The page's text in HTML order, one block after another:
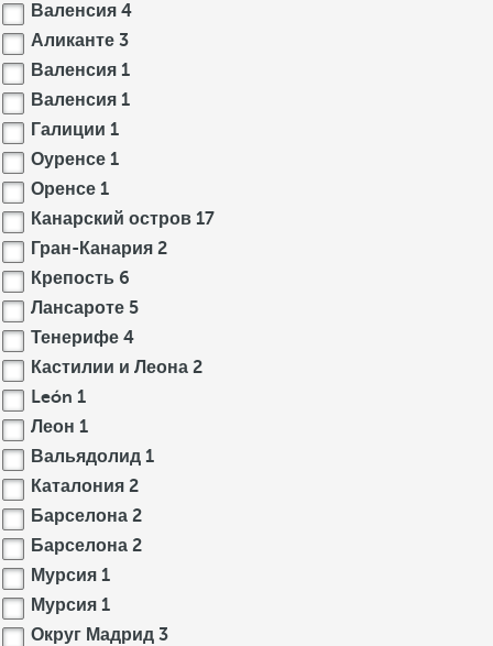
Валенсия 4
Аликанте 3
Валенсия 1
Валенсия 1
Галиции 1
Оуренсе 1
Оренсе 1
Канарский остров 17
Гран-Канария 2
Крепость 6
Лансароте 5
Тенерифе 4
Кастилии и Леона 2
León 1
Леон 1
Вальядолид 1
Каталония 2
Барселона 2
Барселона 2
Мурсия 1
Мурсия 1
Округ Мадрид 3